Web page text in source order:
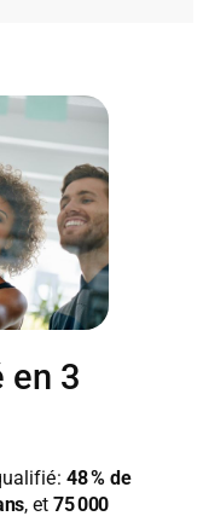
en 3
:48 % de
, et 75 000